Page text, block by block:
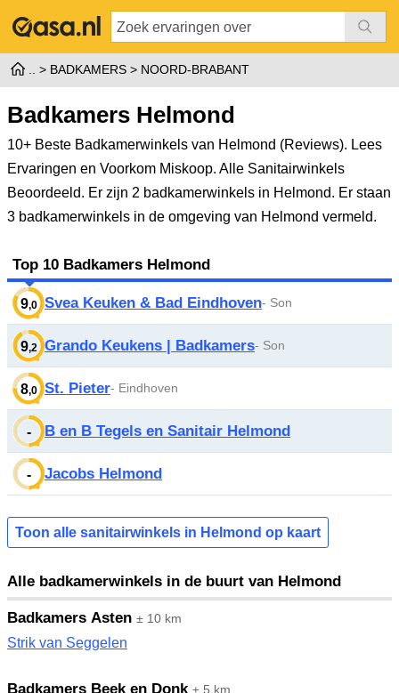
BADKAMERS NOORD-BRABANT
Badkamers Helmond
10+ Beste Badkamerwinkels van Helmond (Reviews). Lees
Ervaringen en Voorkom Miskoop. Alle Sanitairwinkels
Beoordeeld. Er zijn 2 badkamerwinkels in Helmond. Er staan
3 badkamerwinkels in de omgeving van Helmond vermeld.
Top 10 Badkamers Helmond
9,0 Svea Keuken & Bad Eindhoven- Son
9,2 Grando Keukens | Badkamers- Son
8,0 St. Pieter- Eindhoven
- B en B Tegels en Sanitair Helmond
- Jacobs Helmond
Toon alle sanitairwinkels in Helmond op kaart
Alle badkamerwinkels in de buurt van Helmond
Badkamers Asten ± 10 km
Strik van Seggelen
Badkamers Beek en Donk ± 5 km